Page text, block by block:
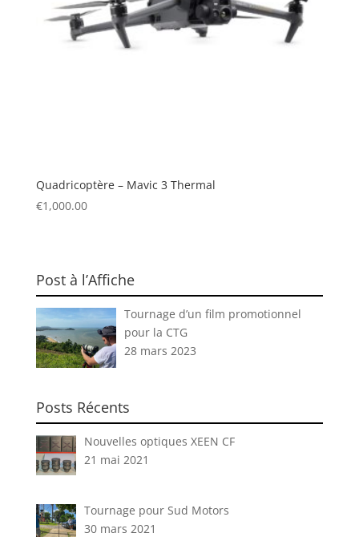
Quadricoptère – Mavic 3 Thermal
€1,000.00
Post à l’Affiche
Tournage d’un film promotionnel
pour la CTG
28 mars 2023
Posts Récents
Nouvelles optiques XEEN CF
21 mai 2021
Tournage pour Sud Motors
30 mars 2021